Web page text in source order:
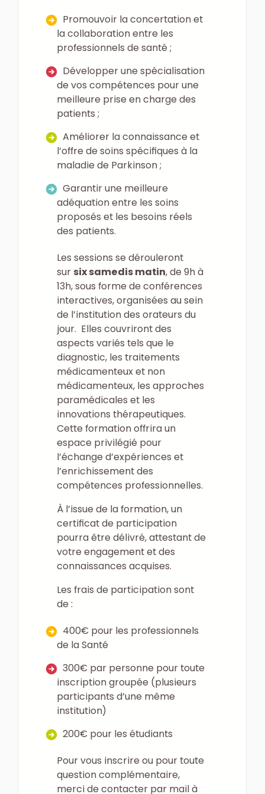
Promouvoir la concertation et
la collaboration entre les
professionnels de santé ;
Développer une spécialisation
de vos compétences pour une
meilleure prise en charge des
patients ;
Améliorer la connaissance et
l’offre de soins spécifiques à la
maladie de Parkinson ;
Garantir une meilleure
adéquation entre les soins
proposés et les besoins réels
des patients.
Les sessions se dérouleront
sur six samedis matin, de 9h à
13h, sous forme de conférences
interactives, organisées au sein
de l’institution des orateurs du
jour. Elles couvriront des
aspects variés tels que le
diagnostic, les traitements
médicamenteux et non
médicamenteux, les approches
paramédicales et les
innovations thérapeutiques.
Cette formation offrira un
espace privilégié pour
l’échange d’expériences et
l’enrichissement des
compétences professionnelles.
À l’issue de la formation, un
certificat de participation
pourra être délivré, attestant de
votre engagement et des
connaissances acquises.
Les frais de participation sont
de :
400€ pour les professionnels
de la Santé
300€ par personne pour toute
inscription groupée (plusieurs
participants d’une même
institution)
200€ pour les étudiants
Pour vous inscrire ou pour toute
question complémentaire,
merci de contacter par mail à